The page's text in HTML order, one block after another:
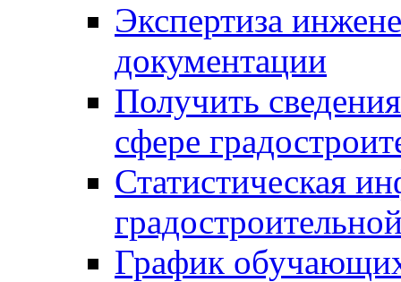
Экспертиза
документации
Получить
сфере
Статистическая
График